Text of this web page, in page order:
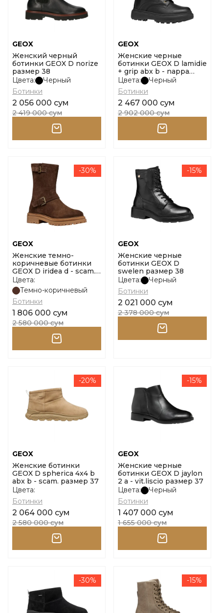
GEOX
Женский черный
ботинки GEOX D norize
размер 38
Цвета:
Черный
Ботинки
2 056 000 сум
2 419 000 сум
GEOX
Женские черные
ботинки GEOX D lamidie
+ grip abx b - nappa
размер 36
Цвета:
Черный
Ботинки
2 467 000 сум
2 902 000 сум
-30%
GEOX
Женские темно-
коричневые ботинки
GEOX D iridea d - scam.
размер 36
Цвета:
Темно-коричневый
Ботинки
1 806 000 сум
2 580 000 сум
-15%
GEOX
Женские черные
ботинки GEOX D
swelen размер 38
Цвета:
Черный
Ботинки
2 021 000 сум
2 378 000 сум
-20%
GEOX
Женские ботинки
GEOX D spherica 4x4 b
abx b - scam. размер 37
Цвета:
Ботинки
2 064 000 сум
2 580 000 сум
-15%
GEOX
Женские черные
ботинки GEOX D jaylon
2 a - vit.liscio размер 37
Цвета:
Черный
Ботинки
1 407 000 сум
1 655 000 сум
-30% -15%